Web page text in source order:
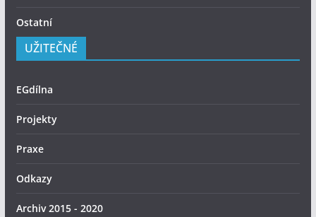
Ostatní
UŽITEČNÉ
EGdílna
Projekty
Praxe
Odkazy
Archiv 2015 - 2020